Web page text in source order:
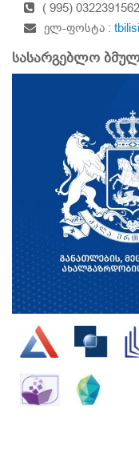
( 995) 0322391562
ელ-ფოსტა :
სასარგებლო